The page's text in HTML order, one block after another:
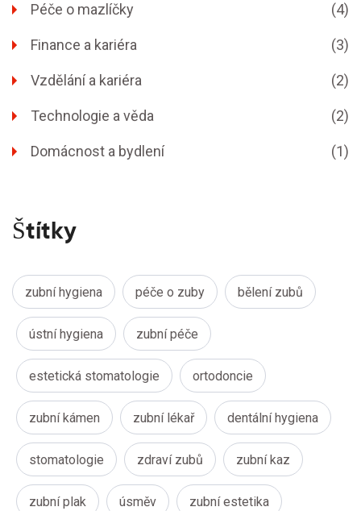
Péče o mazlíčky (4)
Finance a kariéra (3)
Vzdělání a kariéra (2)
Technologie a věda (2)
Domácnost a bydlení (1)
Štítky
zubní hygiena péče o zuby bělení zubů
ústní hygiena zubní péče
estetická stomatologie ortodoncie
zubní kámen zubní lékař dentální hygiena
stomatologie zdraví zubů zubní kaz
zubní plak úsměv zubní estetika